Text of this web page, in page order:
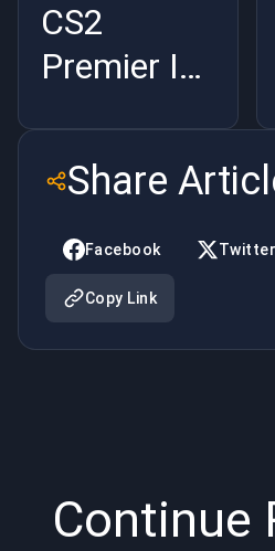
CS2
Premier Is
en
Iedereen
Weet Het |
BuyBoosting
Share
Facebook Twitter
Copy Link
Continue